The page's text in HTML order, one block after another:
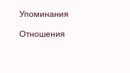
Упоминания
Отношения